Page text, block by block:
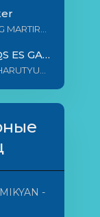
KYANQS ES GALIS EM
-